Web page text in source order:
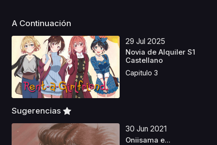
A Continuación
29 Jul 2025
Novia de Alquiler S1
Castellano
Capitulo 3
Sugerencias
30 Jun 2021
Oniisama e...